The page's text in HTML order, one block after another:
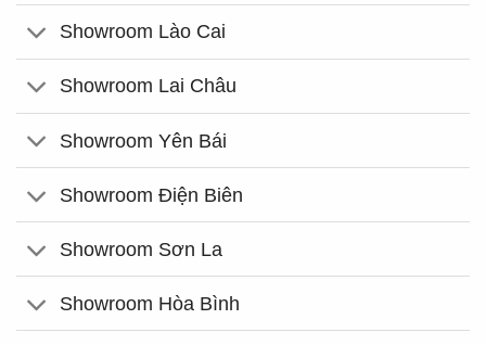
Showroom Lào Cai
Showroom Lai Châu
Showroom Yên Bái
Showroom Điện Biên
Showroom Sơn La
Showroom Hòa Bình